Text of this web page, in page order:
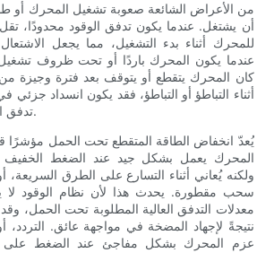
من الأعراض الشائعة صعوبة تشغيل المحرك أو
أن يشتغل. عندما يكون تدفق الوقود محدودًا، تقل
للمحرك أثناء بدء التشغيل، مما يجعل
عندما يكون المحرك باردًا أو تحت ظروف تشغيل
كان المحرك يتقطع أو يتوقف بعد فترة وجيزة
أثناء التباطؤ أو التباطؤ، فقد يكون انسداد جزئي
تدفق الوقود مع تغير الطلب.
يُعدّ انخفاض الطاقة المتقطع تحت الحمل مؤشرًا
المحرك يعمل بشكل جيد عند الضغط الخفيف
ولكنه يُعاني أثناء التسارع على الطرق السريعة،
سحب مقطورة. يحدث هذا لأن نظام الوقود لا
معدلات التدفق العالية المطلوبة تحت الحمل،
نتيجةً لإجهاد المضخة في مواجهة عائق. التردد،
عزم المحرك بشكل مفاجئ عند الضغط على